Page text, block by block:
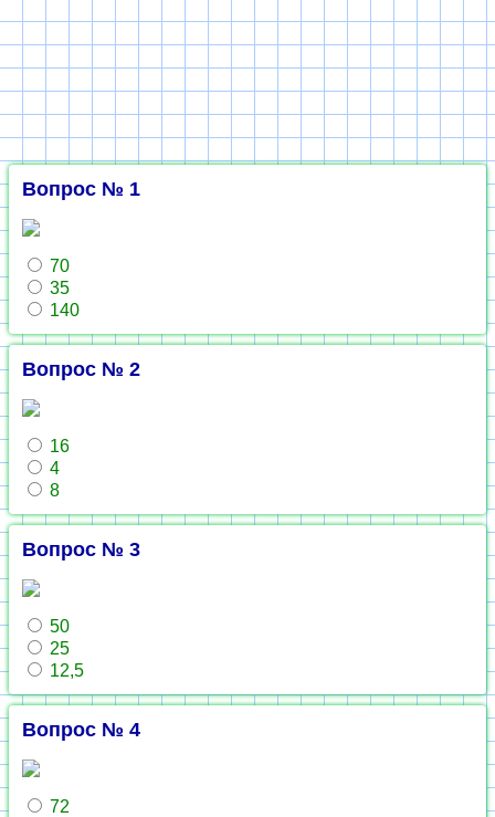
Вопрос № 1
70
35
140
Вопрос № 2
16
4
8
Вопрос № 3
50
25
12,5
Вопрос № 4
72